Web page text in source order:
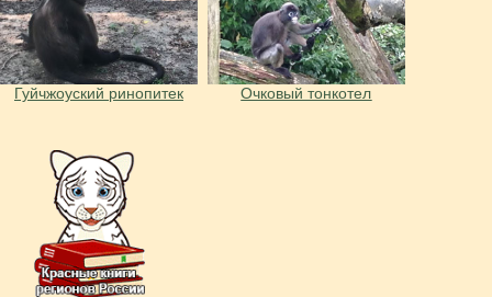
Гуйчжоуский ринопитек Очковый тонкотел